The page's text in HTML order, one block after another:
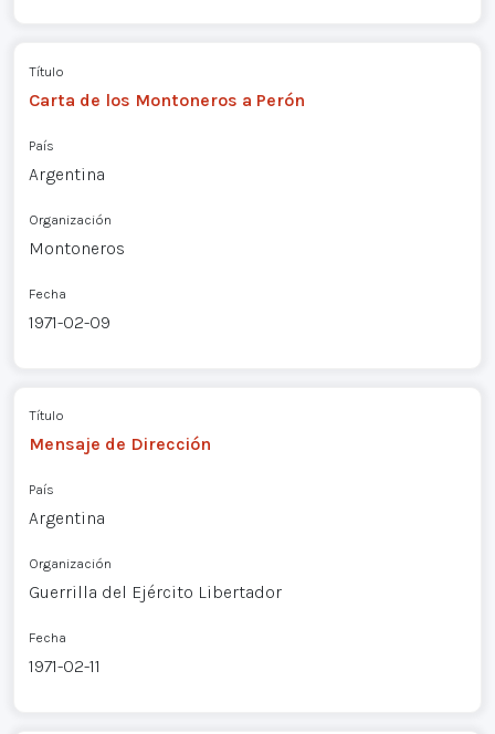
Título
Carta de los Montoneros a Perón
País
Argentina
Organización
Montoneros
Fecha
1971-02-09
Título
Mensaje de Dirección
País
Argentina
Organización
Guerrilla del Ejército Libertador
Fecha
1971-02-11